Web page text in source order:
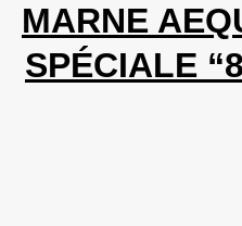
MARNE
SPÉCIALE